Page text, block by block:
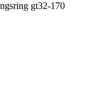
gt32-170